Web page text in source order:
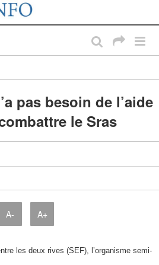
pas besoin de l’aide
le Sras
A- A+
les deux rives (SEF), l’organisme semi-